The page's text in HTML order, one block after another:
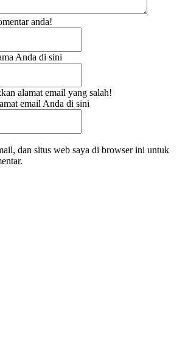
anda!
Anda di sini
alamat email yang salah!
email Anda di sini
dan situs web saya di browser ini untuk